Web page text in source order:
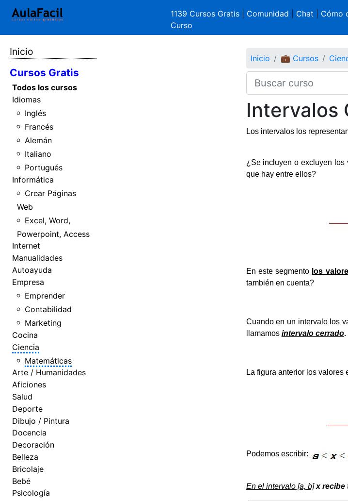
1139 Cursos Gratis Comunidad Chat Cómo
Curso
Inicio
Cursos Gratis
Todos los cursos
Idiomas
Inglés
Francés
Alemán
Italiano
Portugués
Informática
Crear Páginas
Web
Excel, Word,
Powerpoint, Access
Internet
Manualidades
Autoayuda
Empresa
Emprender
Contabilidad
Marketing
Cocina
Ciencia
Matemáticas
Arte / Humanidades
Aficiones
Salud
Deporte
Dibujo / Pintura
Docencia
Decoración
Belleza
Bricolaje
Bebé
Psicología
Inicio 💼 Cursos
Intervalos
Los intervalos los
¿Se incluyen o excluyen los
que hay entre ellos?
En este segmento los
también en cuenta?
Cuando en un intervalo los
llamamos intervalo cerrado.
La figura anterior los
Podemos escribir:
En el intervalo [a, b] x recibe